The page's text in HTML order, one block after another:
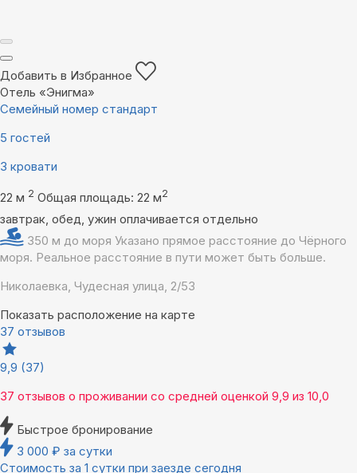
Добавить в Избранное
Отель «Энигма»
Семейный номер стандарт
5 гостей
3 кровати
22 м 2 Общая площадь: 22 м2
завтрак, обед, ужин оплачивается отдельно
350 м до моря Указано прямое расстояние до Чёрного
моря. Реальное расстояние в пути может быть больше.
Николаевка, Чудесная улица, 2/53
Показать расположение на карте
37 отзывов
9,9 (37)
37 отзывов о проживании со средней оценкой 9,9 из 10,0
Быстрое бронирование
3 000 ₽ за сутки
Стоимость за 1 сутки при заезде сегодня